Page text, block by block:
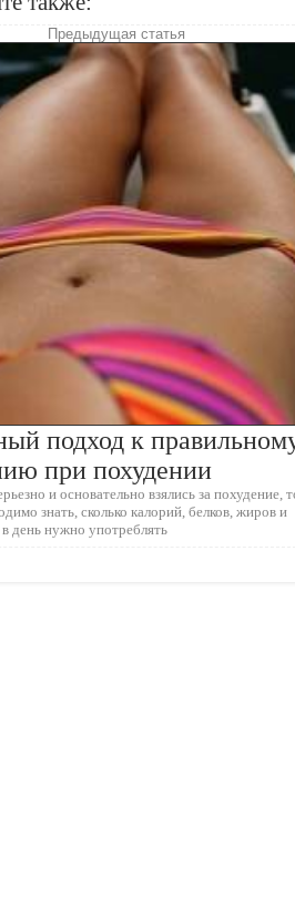
Предыдущая статья
подход к
при похудении
и основательно взялись за похудение,
знать, сколько калорий, белков, жиров и
в день нужно употреблять